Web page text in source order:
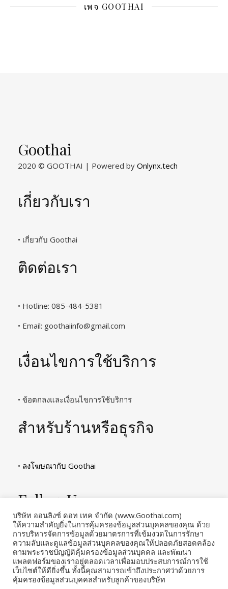
เพจ GOOTHAI
Goothai
2020 © GOOTHAI | Powered by Onlynx.tech
เกี่ยวกับเรา
• เกี่ยวกับ Goothai
ติดต่อเรา
• Hotline: 085-484-5381
• Email: goothaiinfo@gmail.com
เงื่อนไขการใช้บริการ
• ข้อตกลงและเงื่อนไขการใช้บริการ
สำหรับร้านหรือธุรกิจ
• ลงโฆษณากับ Goothai
Follow Us
บริษัท ออนลิงซ์ ดอท เทค จำกัด (www.Goothai.com)
ให้ความสำคัญยิ่งในการคุ้มครองข้อมูลส่วนบุคคลของคุณ ด้วย
การบริหารจัดการข้อมูลด้วยมาตรการที่เข้มงวดในการรักษา
ความลับและดูแลข้อมูลส่วนบุคคลของคุณให้ปลอดภัยสอดคล้อง
ตามพระราชบัญญัติคุ้มครองข้อมูลส่วนบุคคล และพัฒนา
แพลตฟอร์มของเราอยู่ตลอดเวลาเพื่อมอบประสบการณ์การใช้
เว็บไซต์ให้ดียิ่งขึ้น ทั้งนี้คุณสามารถเข้าถึงประกาศว่าด้วยการ
คุ้มครองข้อมูลส่วนบุคคลสำหรับลูกค้าของบริษัท